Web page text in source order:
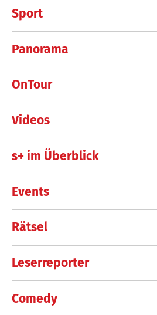
Sport
Panorama
OnTour
Videos
s+ im Überblick
Events
Rätsel
Leserreporter
Comedy